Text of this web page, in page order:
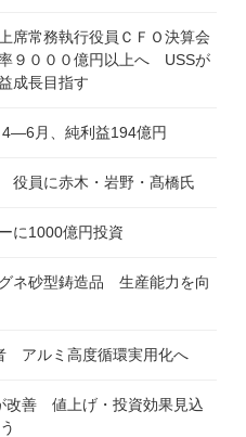
席常務執行役員ＣＦＯ決算会
９０００億円以上へ USSが
成長目指す
月、純利益194億円
役員に赤木・岩野・髙橋氏
に1000億円投資
ネ砂型鋳造品 生産能力を向
アルミ高度循環実用化へ
善 値上げ・投資効果見込